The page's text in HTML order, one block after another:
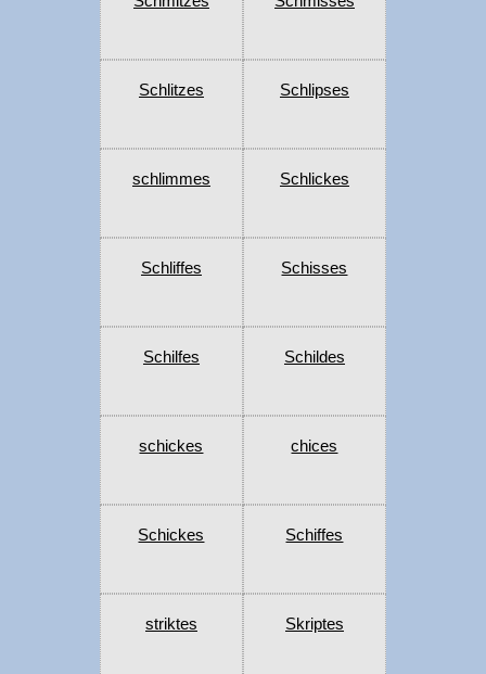
Schlitzes Schlipses
schlimmes Schlickes
Schliffes Schisses
Schilfes Schildes
schickes chices
Schickes Schiffes
striktes Skriptes